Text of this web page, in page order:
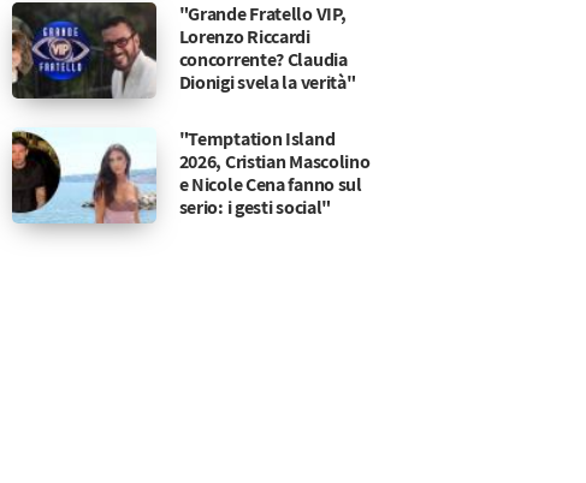
"Grande Fratello VIP,
Lorenzo Riccardi
concorrente? Claudia
Dionigi svela la verità"
"Temptation Island
2026, Cristian Mascolino
e Nicole Cena fanno sul
serio: i gesti social"